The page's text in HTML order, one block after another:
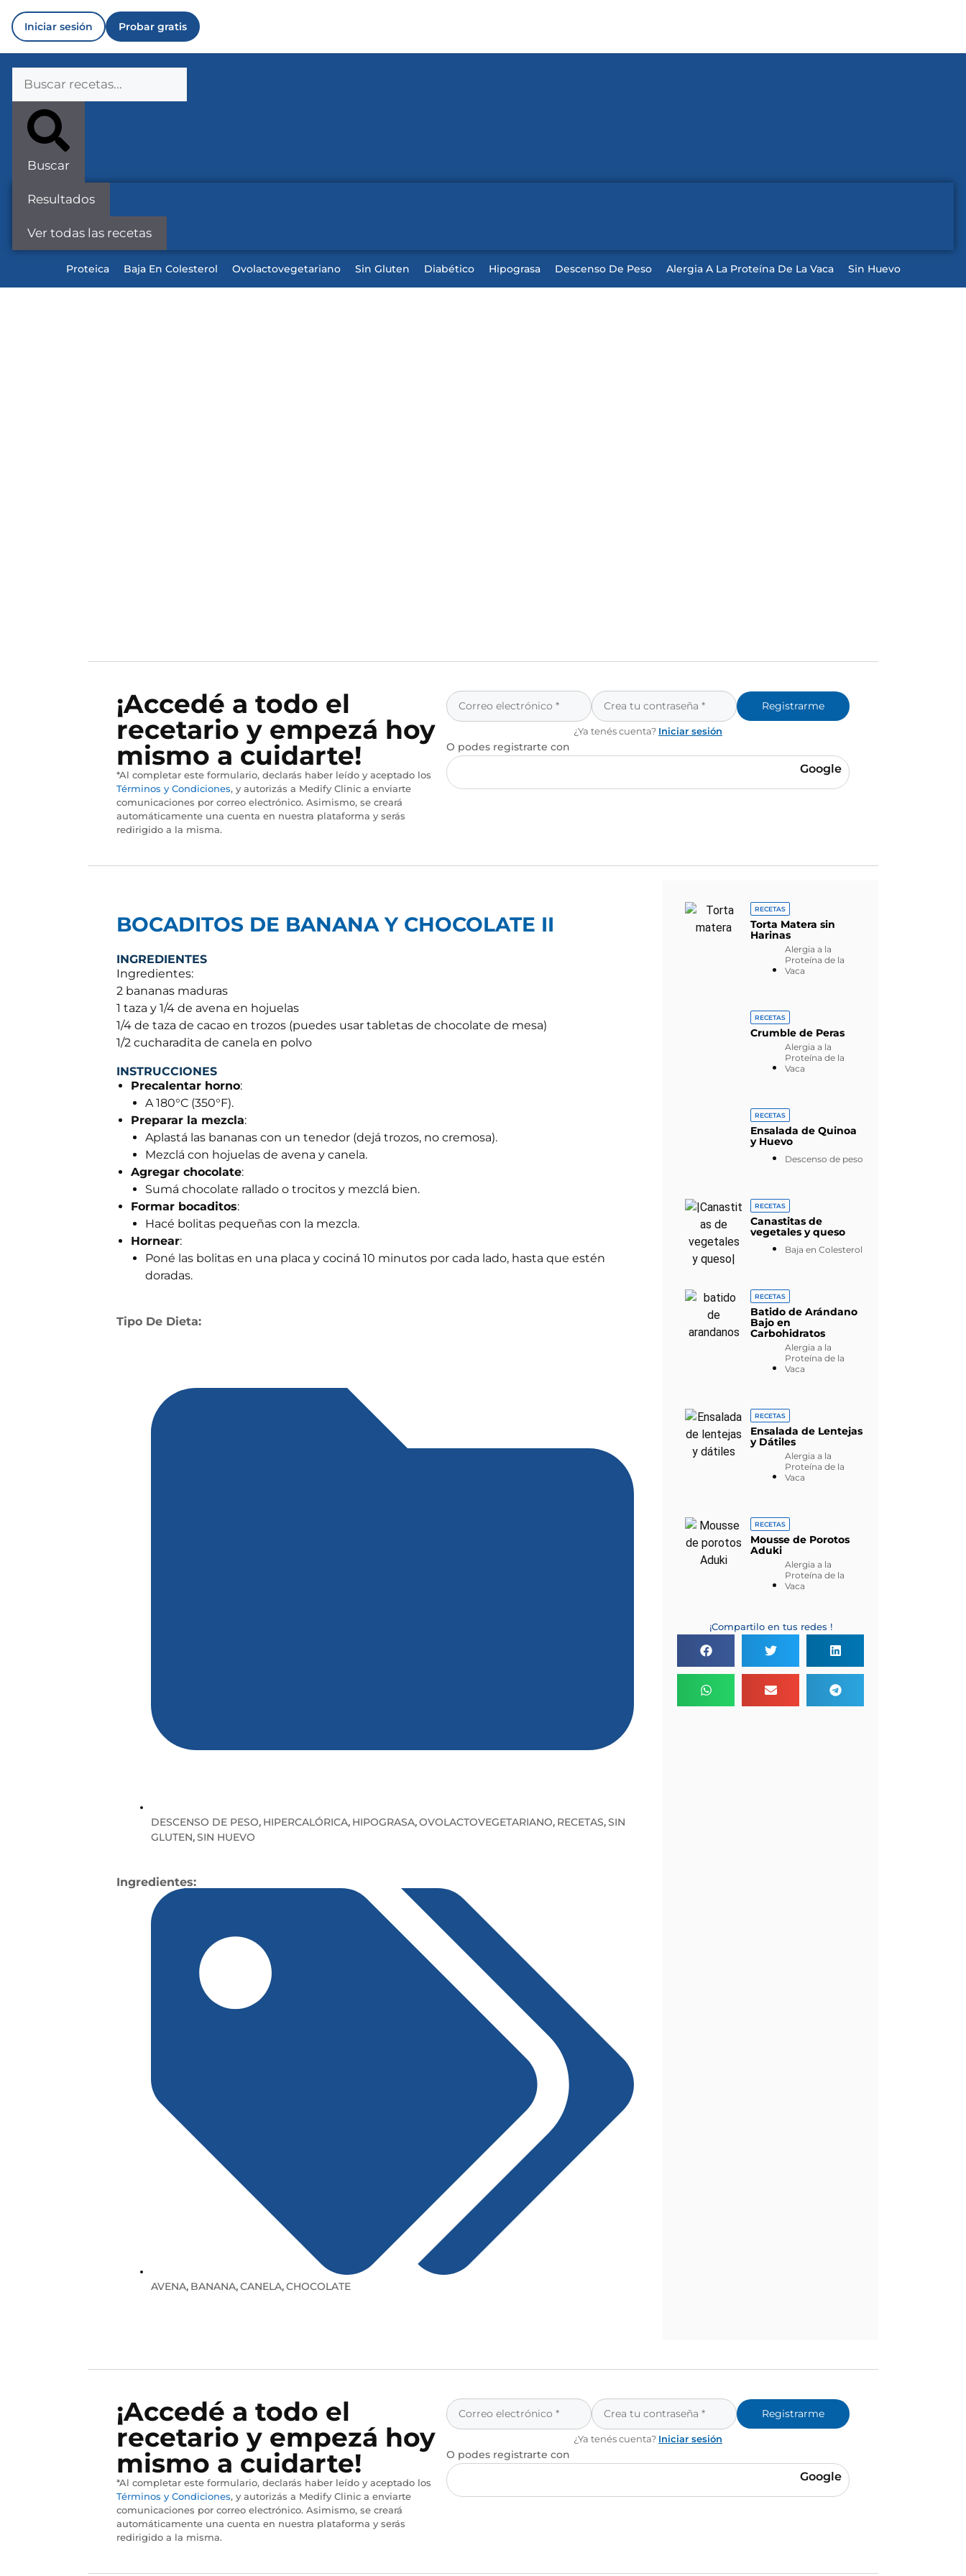
Iniciar sesión Probar gratis
Buscar
Resultados
Ver todas las recetas
Proteica Baja En Colesterol Ovolactovegetariano Sin Gluten Diabético Hipograsa Descenso De Peso Alergia A La Proteína De La Vaca Sin Huevo
¡Accedé a todo el
recetario y empezá hoy
mismo a cuidarte!
*Al completar este formulario, declarás haber leído y aceptado los
Términos y Condiciones, y autorizás a Medify Clinic a enviarte
comunicaciones por correo electrónico. Asimismo, se creará
automáticamente una cuenta en nuestra plataforma y serás
redirigido a la misma.
Registrarme
¿Ya tenés cuenta? Iniciar sesión
O podes registrarte con
Google
BOCADITOS DE BANANA Y CHOCOLATE II
INGREDIENTES
Ingredientes:
2 bananas maduras
1 taza y 1/4 de avena en hojuelas
1/4 de taza de cacao en trozos (puedes usar tabletas de chocolate de mesa)
1/2 cucharadita de canela en polvo
INSTRUCCIONES
Precalentar horno:
A 180°C (350°F).
Preparar la mezcla:
Aplastá las bananas con un tenedor (dejá trozos, no cremosa).
Mezclá con hojuelas de avena y canela.
Agregar chocolate:
Sumá chocolate rallado o trocitos y mezclá bien.
Formar bocaditos:
Hacé bolitas pequeñas con la mezcla.
Hornear:
Poné las bolitas en una placa y cociná 10 minutos por cada lado, hasta que estén
doradas.
Tipo De Dieta:
DESCENSO DE PESO, HIPERCALÓRICA, HIPOGRASA,OVOLACTOVEGETARIANO, RECETAS,SIN
GLUTEN,SIN HUEVO
Ingredientes:
AVENA, BANANA,CANELA,CHOCOLATE
RECETAS
Torta Matera sin
Harinas
Alergia a la
Proteína de la
Vaca
RECETAS
Crumble de Peras
Alergia a la
Proteína de la
Vaca
RECETAS
Ensalada de Quinoa
y Huevo
Descenso de peso
RECETAS
Canastitas de
vegetales y queso
Baja en Colesterol
RECETAS
Batido de Arándano
Bajo en
Carbohidratos
Alergia a la
Proteína de la
Vaca
RECETAS
Ensalada de Lentejas
y Dátiles
Alergia a la
Proteína de la
Vaca
RECETAS
Mousse de Porotos
Aduki
Alergia a la
Proteína de la
Vaca
¡Compartilo en tus redes !
¡Accedé a todo el
recetario y empezá hoy
mismo a cuidarte!
*Al completar este formulario, declarás haber leído y aceptado los
Términos y Condiciones, y autorizás a Medify Clinic a enviarte
comunicaciones por correo electrónico. Asimismo, se creará
automáticamente una cuenta en nuestra plataforma y serás
redirigido a la misma.
Registrarme
¿Ya tenés cuenta? Iniciar sesión
O podes registrarte con
Google